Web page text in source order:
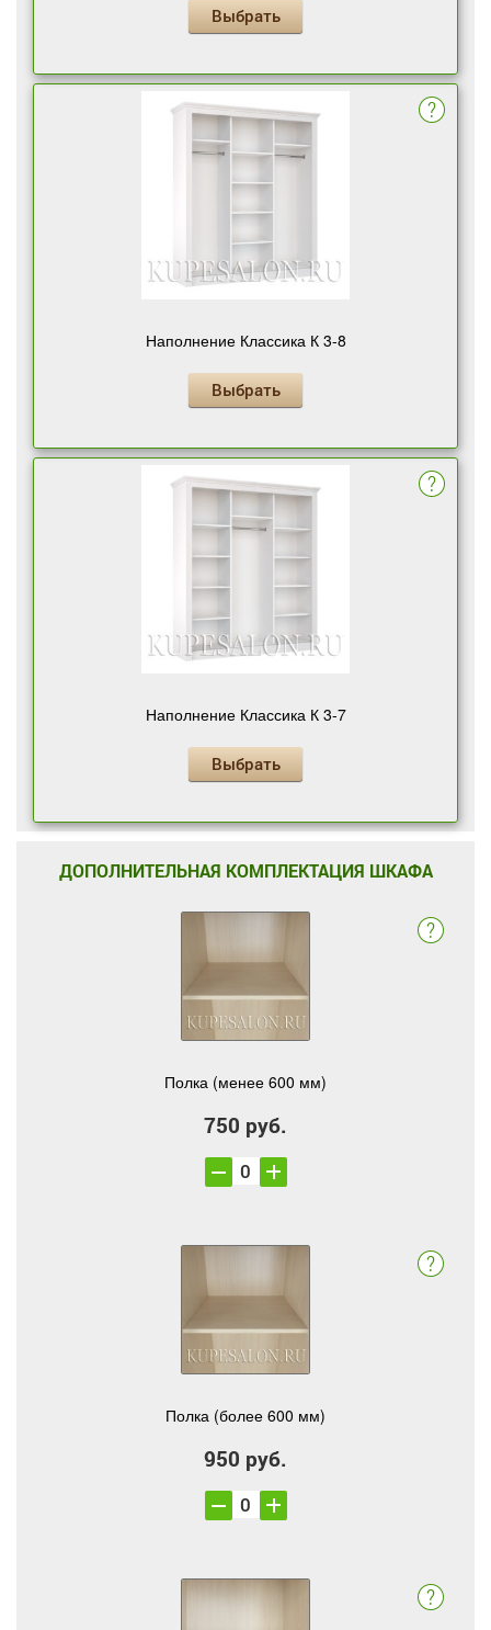
Выбрать
Наполнение Классика К 3-8
Выбрать
Наполнение Классика К 3-7
Выбрать
ДОПОЛНИТЕЛЬНАЯ КОМПЛЕКТАЦИЯ ШКАФА
Полка (менее 600 мм)
750 руб.
Полка (более 600 мм)
950 руб.